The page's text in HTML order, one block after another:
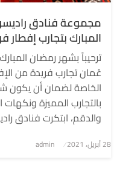
مجموعة فنادق
المبارك بتجارب
ترحيباً بشهر رمضان
عُمان تجارب فريدة من
الخاصة لضمان أن يكون
بالتجارب المميزة
والدقم، ابتكرت فنادق
نُشر
28 أبريل، 2021 admin